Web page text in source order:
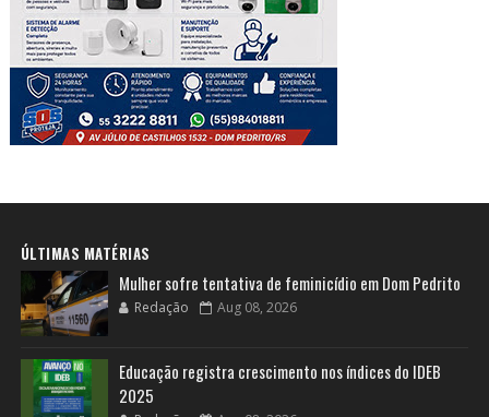
ÚLTIMAS MATÉRIAS
Mulher sofre tentativa de feminicídio em Dom Pedrito
Redação Aug 08, 2026
Educação registra crescimento nos índices do IDEB
2025